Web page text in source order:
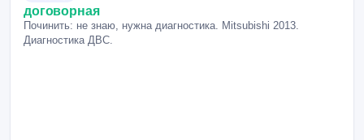
договорная
Починить: не знаю, нужна диагностика. Mitsubishi 2013.
Диагностика ДВС.